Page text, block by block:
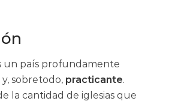
un país profundamente
y, sobretodo, practicante.
la cantidad de iglesias que